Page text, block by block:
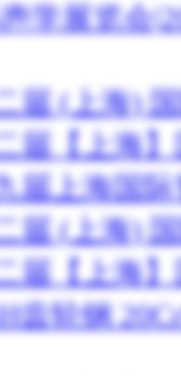
学展览会
届 (上海)
届【上海
届上海国
届 (上海)
届【上海
齿轮钢